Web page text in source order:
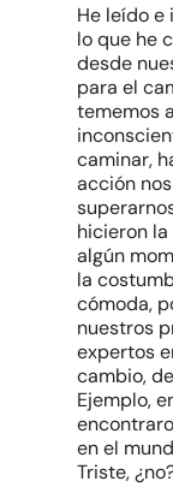
He leído
lo que he
desde
para el
tememos
caminar,
acción
hicieron la
algún
la
cómoda,
nuestros
expertos
cambio,
Ejemplo,
en el
Triste,